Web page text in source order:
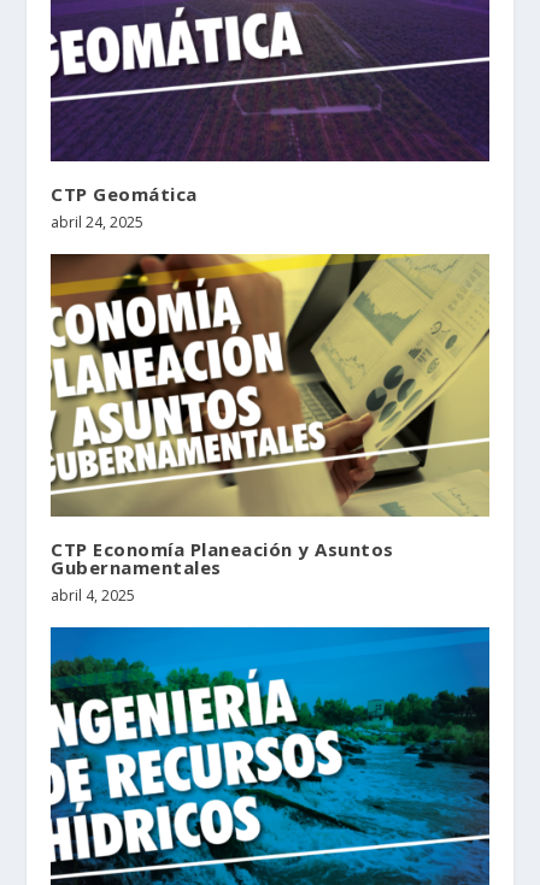
CTP Geomática
abril 24, 2025
CTP Economía Planeación y Asuntos
Gubernamentales
abril 4, 2025